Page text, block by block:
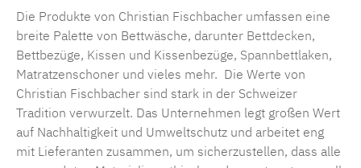
Die Produkte von Christian Fischbacher umfassen eine
breite Palette von Bettwäsche, darunter Bettdecken,
Bettbezüge, Kissen und Kissenbezüge, Spannbettlaken,
Matratzenschoner und vieles mehr. Die Werte von
Christian Fischbacher sind stark in der Schweizer
Tradition verwurzelt. Das Unternehmen legt großen Wert
auf Nachhaltigkeit und Umweltschutz und arbeitet eng
mit Lieferanten zusammen, um sicherzustellen, dass alle